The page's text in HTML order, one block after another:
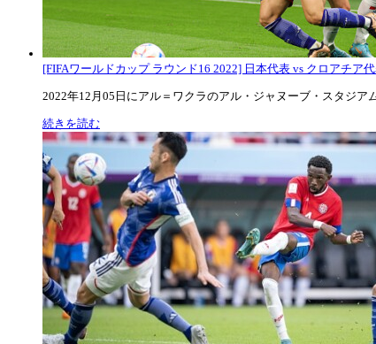
[FIFAワールドカップ ラウンド16 2022] 日本代表 vs クロアチア
2022年12月05日にアル＝ワクラのアル・ジャヌーブ・スタジ
続きを読む